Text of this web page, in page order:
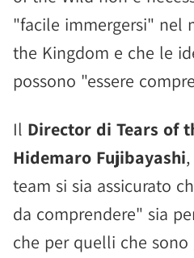
"facile immergersi" nel
the Kingdom e che le
possono "essere
Il Director di Tears of
Hidemaro Fujibayashi
team si sia assicurato
da comprendere" sia
che per quelli che